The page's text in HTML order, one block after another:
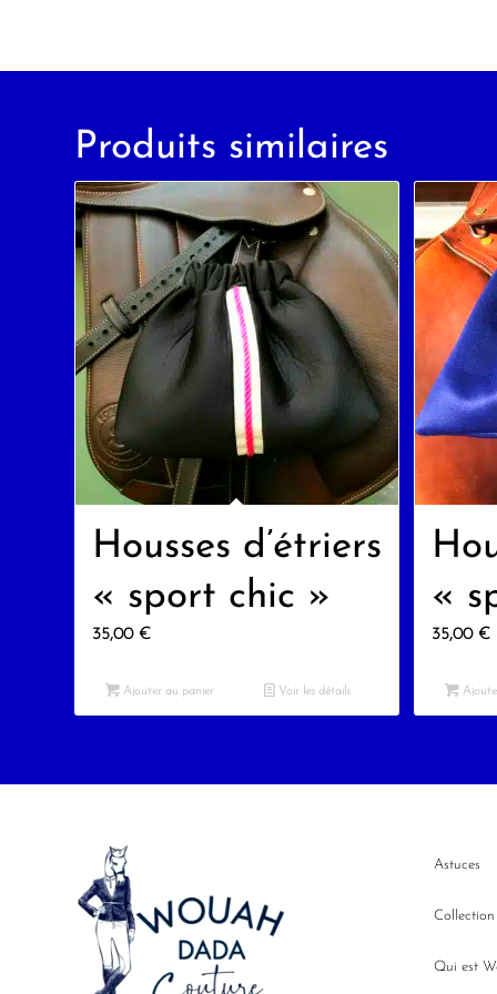
Produits similaires
Housses d’étriers
« sport chic »
35,00 €
Ajouter au panier Voir les détails
«
35,00 €
Astuces
Qui est